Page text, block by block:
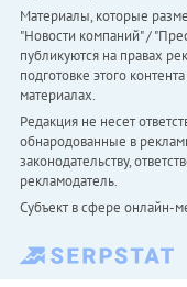
Материалы, которые
"Новости компаний" /
публикуются на правах
подготовке этого
материалах.
Редакция не несет
обнародованные в
законодательству,
рекламодатель.
Субъект в сфере онлайн-